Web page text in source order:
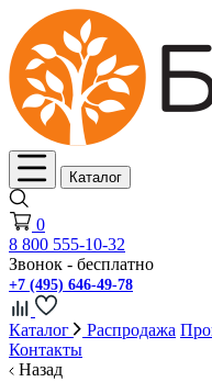
Каталог
0
8 800 555-10-32
Звонок - бесплатно
+7 (495) 646-49-78
Каталог Распродажа
Контакты
Назад